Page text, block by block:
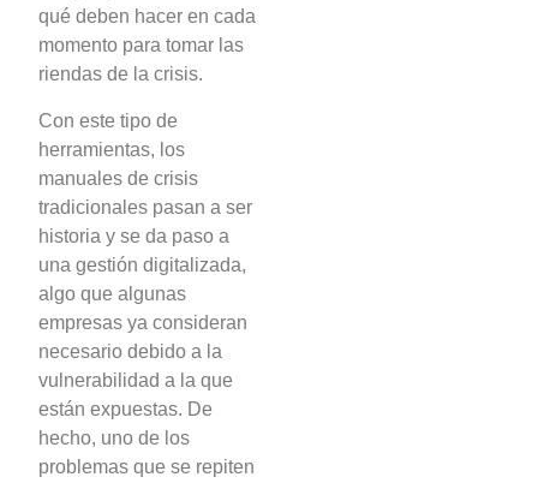
qué deben hacer en cada
momento para tomar las
riendas de la crisis.
Con este tipo de
herramientas, los
manuales de crisis
tradicionales pasan a ser
historia y se da paso a
una gestión digitalizada,
algo que algunas
empresas ya consideran
necesario debido a la
vulnerabilidad a la que
están expuestas. De
hecho, uno de los
problemas que se repiten